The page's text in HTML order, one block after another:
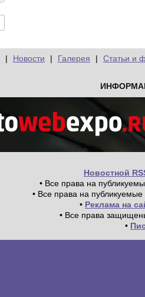
| Новости | Галерея | Статьи и
Новостной
• Все права на
• Все права на
• Реклама на
• Все права
•